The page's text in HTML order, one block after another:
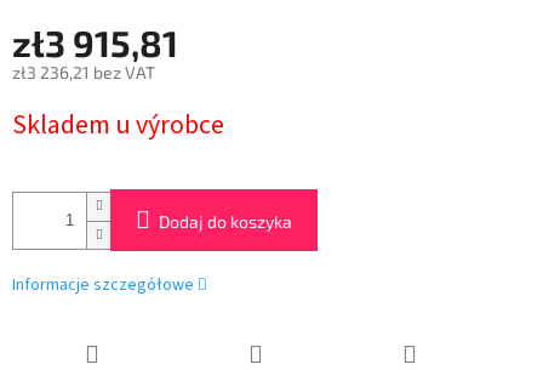
zł3 915,81
zł3 236,21 bez VAT
jednostkowa:
Skladem u výrobce
Dodaj do koszyka
Informacje szczegółowe